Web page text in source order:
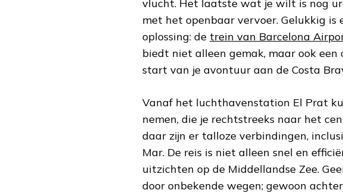
vlucht. Het laatste wat je wilt is nog
met het openbaar vervoer. Gelukkig is
oplossing: de trein van Barcelona
biedt niet alleen gemak, maar ook
start van je avontuur aan de Costa
Vanaf het luchthavenstation El Prat
nemen, die je rechtstreeks naar het
daar zijn er talloze verbindingen,
Mar. De reis is niet alleen snel en
uitzichten op de Middellandse Zee.
door onbekende wegen; gewoon